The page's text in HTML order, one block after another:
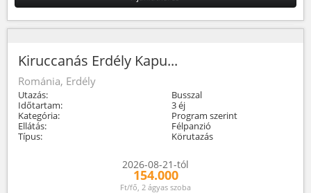
Kiruccanás Erdély Kapu...
Románia, Erdély
Utazás:
Busszal
Időtartam:
3 éj
Kategória:
Program szerint
Ellátás:
Félpanzió
Típus:
Körutazás
2026-08-21-tól
154.000
Ft/fő, 2 ágyas szoba